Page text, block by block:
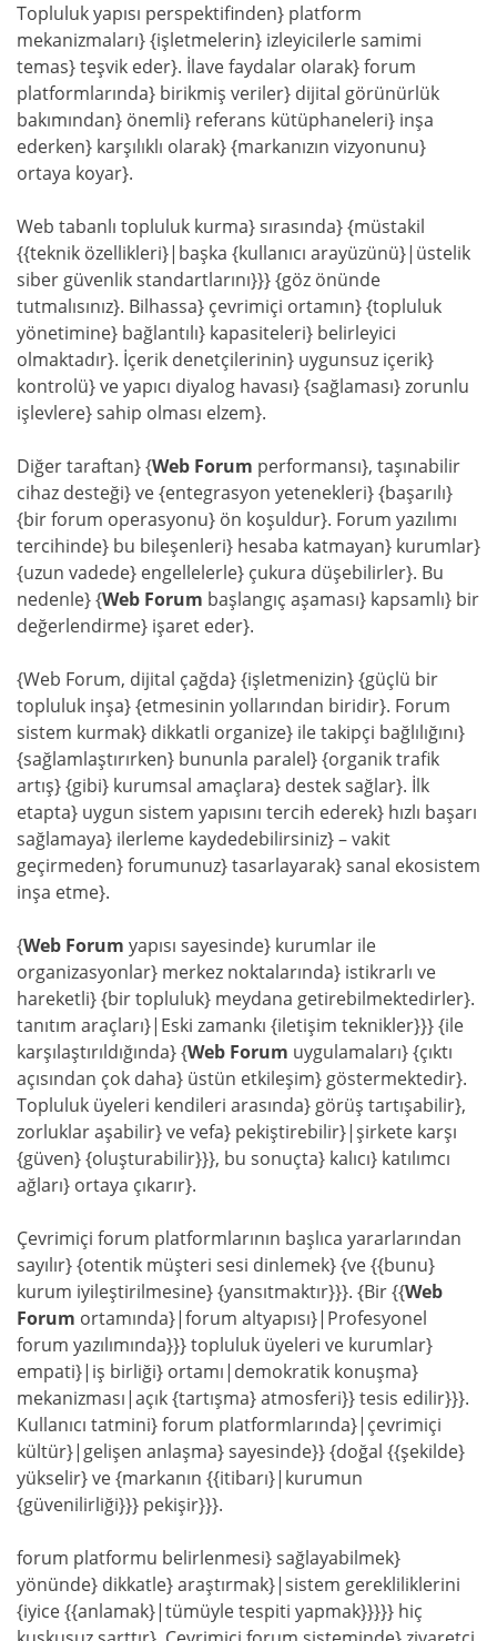
Topluluk yapısı perspektifinden} platform
mekanizmaları} {işletmelerin} izleyicilerle samimi
temas} teşvik eder}. İlave faydalar olarak} forum
platformlarında} birikmiş veriler} dijital görünürlük
bakımından} önemli} referans kütüphaneleri} inşa
ederken} karşılıklı olarak} {markanızın vizyonunu}
ortaya koyar}.
Web tabanlı topluluk kurma} sırasında} {müstakil
{{teknik özellikleri}|başka {kullanıcı arayüzünü}|üstelik
siber güvenlik standartlarını}}} {göz önünde
tutmalısınız}. Bilhassa} çevrimiçi ortamın} {topluluk
yönetimine} bağlantılı} kapasiteleri} belirleyici
olmaktadır}. İçerik denetçilerinin} uygunsuz içerik}
kontrolü} ve yapıcı diyalog havası} {sağlaması} zorunlu
işlevlere} sahip olması elzem}.
Diğer taraftan} {Web Forum performansı}, taşınabilir
cihaz desteği} ve {entegrasyon yetenekleri} {başarılı}
{bir forum operasyonu} ön koşuldur}. Forum yazılımı
tercihinde} bu bileşenleri} hesaba katmayan} kurumlar}
{uzun vadede} engellelerle} çukura düşebilirler}. Bu
nedenle} {Web Forum başlangıç aşaması} kapsamlı} bir
değerlendirme} işaret eder}.
{Web Forum, dijital çağda} {işletmenizin} {güçlü bir
topluluk inşa} {etmesinin yollarından biridir}. Forum
sistem kurmak} dikkatli organize} ile takipçi bağlılığını}
{sağlamlaştırırken} bununla paralel} {organik trafik
artış} {gibi} kurumsal amaçlara} destek sağlar}. İlk
etapta} uygun sistem yapısını tercih ederek} hızlı başarı
sağlamaya} ilerleme kaydedebilirsiniz} – vakit
geçirmeden} forumunuz} tasarlayarak} sanal ekosistem
inşa etme}.
{Web Forum yapısı sayesinde} kurumlar ile
organizasyonlar} merkez noktalarında} istikrarlı ve
hareketli} {bir topluluk} meydana getirebilmektedirler}.
tanıtım araçları}|Eski zamankı {iletişim teknikler}}} {ile
karşılaştırıldığında} {Web Forum uygulamaları} {çıktı
açısından çok daha} üstün etkileşim} göstermektedir}.
Topluluk üyeleri kendileri arasında} görüş tartışabilir},
zorluklar aşabilir} ve vefa} pekiştirebilir}|şirkete karşı
{güven} {oluşturabilir}}}, bu sonuçta} kalıcı} katılımcı
ağları} ortaya çıkarır}.
Çevrimiçi forum platformlarının başlıca yararlarından
sayılır} {otentik müşteri sesi dinlemek} {ve {{bunu}
kurum iyileştirilmesine} {yansıtmaktır}}}. {Bir {{Web
Forum ortamında}|forum altyapısı}|Profesyonel
forum yazılımında}}} topluluk üyeleri ve kurumlar}
empati}|iş birliği} ortamı|demokratik konuşma}
mekanizması|açık {tartışma} atmosferi}} tesis edilir}}}.
Kullanıcı tatmini} forum platformlarında}|çevrimiçi
kültür}|gelişen anlaşma} sayesinde}} {doğal {{şekilde}
yükselir} ve {markanın {{itibarı}|kurumun
{güvenilirliği}}} pekişir}}}.
forum platformu belirlenmesi} sağlayabilmek}
yönünde} dikkatle} araştırmak}|sistem gerekliliklerini
{iyice {{anlamak}|tümüyle tespiti yapmak}}}}} hiç